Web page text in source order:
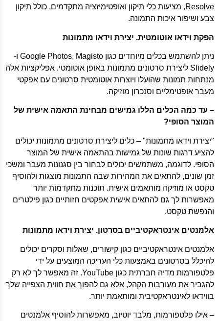
Resolve, מציעות כלי תיקון ואופטימיזציה מתקדמים, כולל תיקון
צבע ושיפור איכות התמונה.
הפקת וידאו אוטומטית. יצירת וידאו מתמונות
ניתן להשתמש בכלים מיוחדים כגון Google Photos, Magisto ו-
Slidely ליצירת סרטונים מתמונות באופן אוטומטי. אפליקציות אלה
מנתחות תמונות שהועלו ויוצרות אוטומטית סרטונים עם אפקטי
מעבר אופטימליים וסנכרון מוזיקה.
– עד כמה הכלים הללו גמישים מבחינת התאמה אישית של
המוצר הסופי?
"יצירת וידאו מתמונות" – כלים ליצירת סרטונים מתמונות יכולים
להציע דרגות שונות של גמישות בהתאמה אישית של המוצר
הסופי. לדוגמה, משתמשים יכולים לבחור בין סגנונות מעבר ומשכי
זמן שונים, להתאים את המהירות שבה התמונות מוצגות ולהוסיף
טקסט או מוזיקה מותאמים אישית. תוכנות מתקדמות יותר
מאפשרות לך גם להתאים אישית אפקטים חזותיים כגון פילטרים
והנפשת טקסט.
אלמנטים אינטראקטיביים בסרטון. יצירת וידאו מתמונות
אלמנטים אינטראקטיביים כגון קישורים, שאלות וסקרים יכולים
להיכלל בסרטונים באמצעות כלי העריכה המוצעים על ידי
פלטפורמות מדיה חברתית כגון YouTube. זה מאפשר לך לא רק
להגביר את מעורבות הקהל, אלא גם להפוך את חווית הצפייה שלך
בווידאו לאינטראקטיבית ומותאמת יותר.
– אילו פלטפורמות, מלבד יוטיוב, מאפשרות להוסיף אלמנטים